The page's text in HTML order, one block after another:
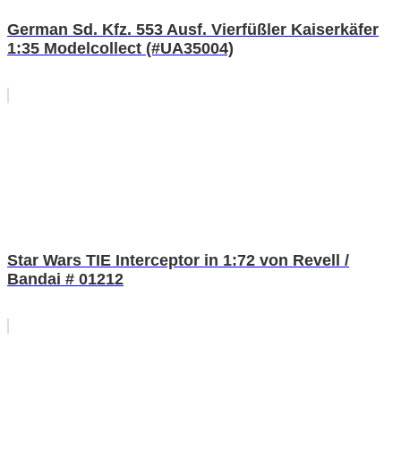
German Sd. Kfz. 553 Ausf. Vierfüßler Kaiserkäfer
1:35 Modelcollect (#UA35004)
Star Wars TIE Interceptor in 1:72 von Revell /
Bandai # 01212